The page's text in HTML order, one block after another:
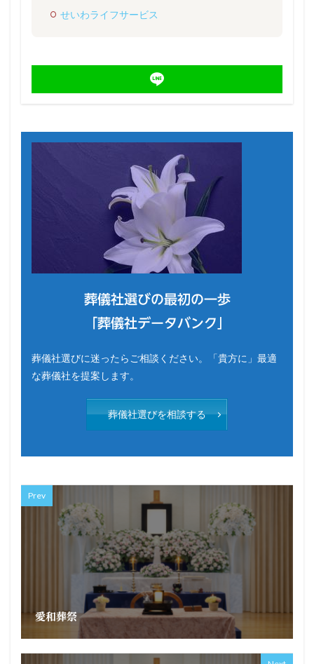
せいわライフサービス
葬儀社選びの最初の一歩
「葬儀社データバンク」
葬儀社選びに迷ったらご相談ください。「貴方に」最適
な葬儀社を提案します。
葬儀社選びを相談する
Prev
愛和葬祭